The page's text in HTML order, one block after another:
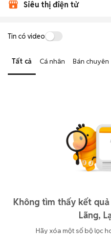
Siêu thị điện tử
Tin có video
Tất cả Cá nhân Bán chuyên
Không tìm thấy kết
Lãng,
Hãy xóa một số bộ lọc